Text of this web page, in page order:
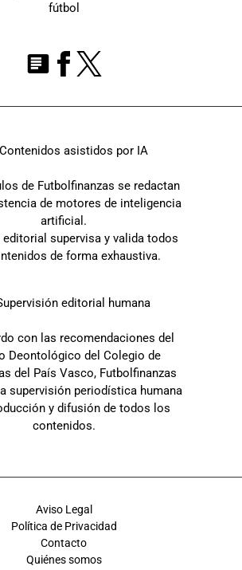
fútbol
asistidos por IA
de Futbolfinanzas se redactan
de motores de inteligencia
artificial.
editorial supervisa y valida todos
de forma exhaustiva.
editorial humana
con las recomendaciones del
Deontológico del Colegio de
del País Vasco, Futbolfinanzas
supervisión periodística humana
y difusión de todos los
contenidos.
Aviso Legal
Política de Privacidad
Contacto
Quiénes somos